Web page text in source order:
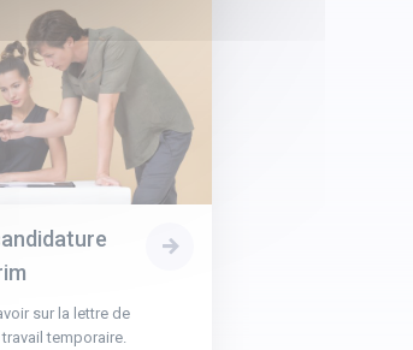
sur la lettre de
temporaire.